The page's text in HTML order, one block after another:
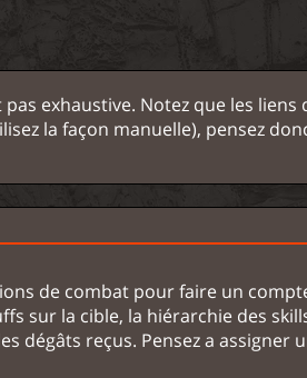
exhaustive. Notez que les
la façon manuelle), pensez
de combat pour faire un
sur la cible, la hiérarchie des
dégâts reçus. Pensez a assigner